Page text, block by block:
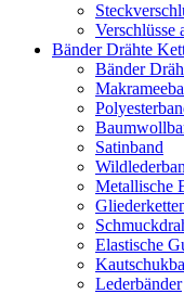
Verschlüsse
Bänder Drähte
Bänder
Satinband
Metallische
Elastische
Lederbänder